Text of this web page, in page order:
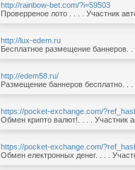
http://rainbow-bet.com/?i=59503
Проверреное лото . . . . Участник
http://lux-edem.ru
Бесплатное размещение баннеров. .
http://edem58.ru/
Размещение баннеров бесплатно. . .
https://pocket-exchange.com/
Обмен крипто валют!. . . . Участник
https://pocket-exchange.com/
Обмен електронных денег. . . .